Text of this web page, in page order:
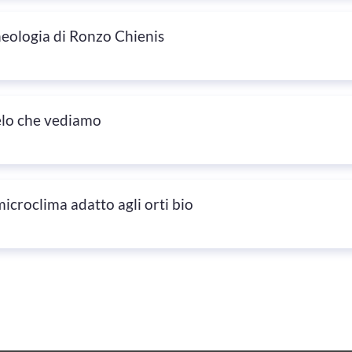
di Ronzo Chienis
che vediamo
adatto agli orti bio